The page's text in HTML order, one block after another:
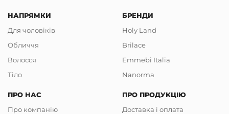
НАПРЯМКИ
Для чоловіків
Обличчя
Волосся
Тіло
БРЕНДИ
Holy Land
Brilace
Emmebi Italia
Nanorma
ПРО НАС
Про компанію
ПРО ПРОДУКЦІЮ
Доставка і оплата